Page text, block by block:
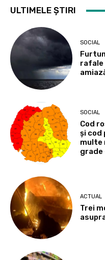
ULTIMELE ȘTIRI
SOCIAL
rafale
SOCIAL
Cod
și cod
multe
grade
ACTUAL
Trei